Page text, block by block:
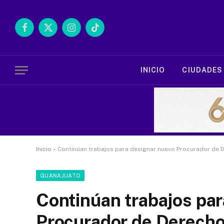
Facebook
X
InstagramTikTok
INICIO CIUDADES
Inicio » Continúan trabajos para designar nuevo Procurador de
GUANAJUATO
Continúan trabajos